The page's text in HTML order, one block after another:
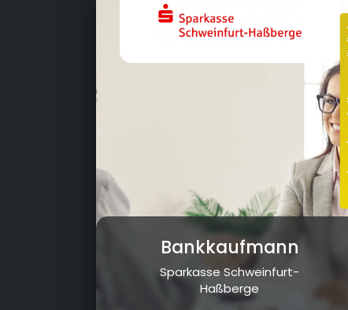
Bankkaufmann
Sparkasse Schweinfurt-
Haßberge